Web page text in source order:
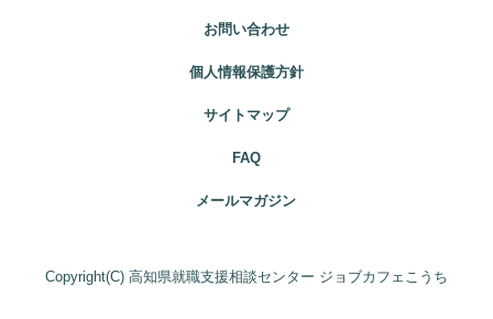
お問い合わせ
個人情報保護方針
サイトマップ
FAQ
メールマガジン
Copyright(C) 高知県就職支援相談センター ジョブカフェこうち